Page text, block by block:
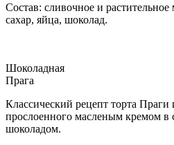
Состав: сливочное и
сахар, яйца, шоколад.
Шоколадная
Прага
Классический рецепт торта Праги
прослоенного масленым кремом в
шоколадом.